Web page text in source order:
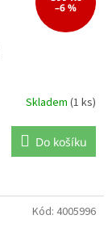
–6 %
Skladem (1 ks)
Do košíku
Kód: 4005996